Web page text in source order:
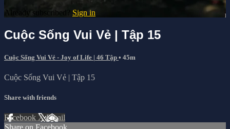
Already subscribed? Sign in
Cuộc Sống Vui Vẻ | Tập 15
Cuộc Sống Vui Vẻ - Joy of Life | 46 Tập • 45m
Cuộc Sống Vui Vẻ | Tập 15
Share with friends
Facebook XEmail